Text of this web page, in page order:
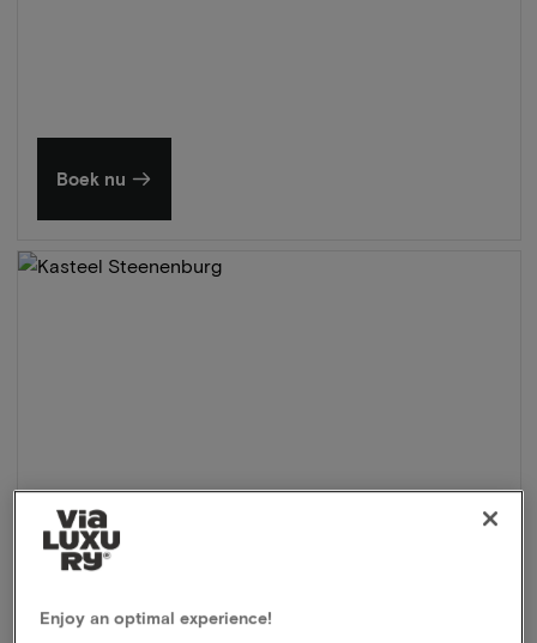
Boek nu
Kasteel Steenenburg★★★★
Enjoy an optimal experience!